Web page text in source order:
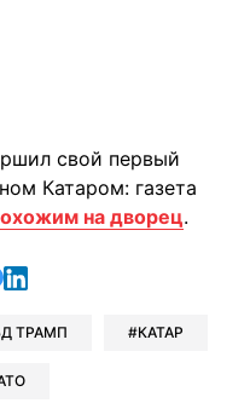
свой первый
Катаром: газета
на дворец.
в Facebook
в Xв Viber
в Whatsapp
отправить в Messenger
отправить в LinkedIn
ТРАМП КАТАР